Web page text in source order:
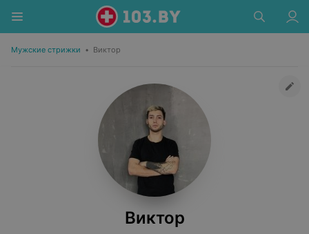
Мужские стрижки • Виктор
Виктор